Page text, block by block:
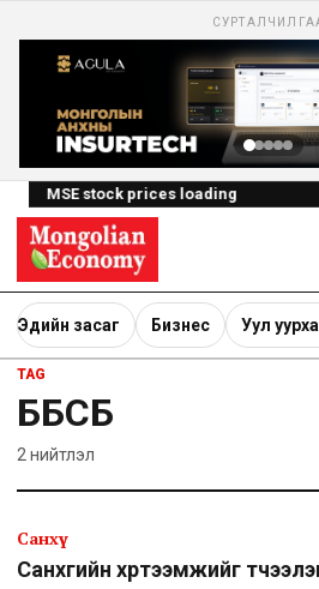
MSE stock prices loading
Эдийн засаг Бизнес Уул
TAG
ББСБ
2 нийтлэл
Санхүү
Санхүүгийн хүртээмжийг